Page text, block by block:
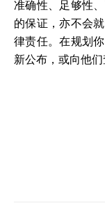
准确性、足够性
的保证，亦不会
律责任。在规划
新公布，或向他们